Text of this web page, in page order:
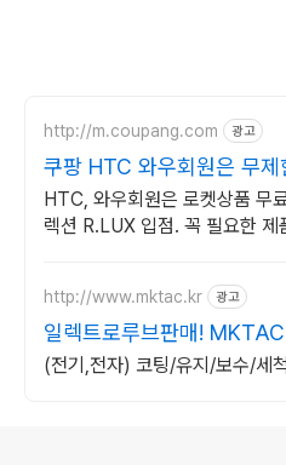
http://m.coupang.com 광고
쿠팡 HTC 와우회원은 무제
HTC, 와우회원은 로켓상품 무
렉션 R.LUX 입점. 꼭 필요한 제
http://www.mktac.kr 광고
일렉트로루브판매! MKTAC
(전기,전자) 코팅/유지/보수/세